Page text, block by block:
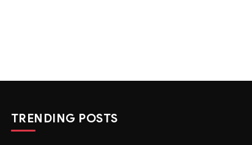
TRENDING POSTS